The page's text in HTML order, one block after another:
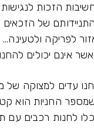
הזכות
של
לפריקה
אשר אינם יכולים
עדים למצוקה של
החניות הוא
לחנות רכבים עם